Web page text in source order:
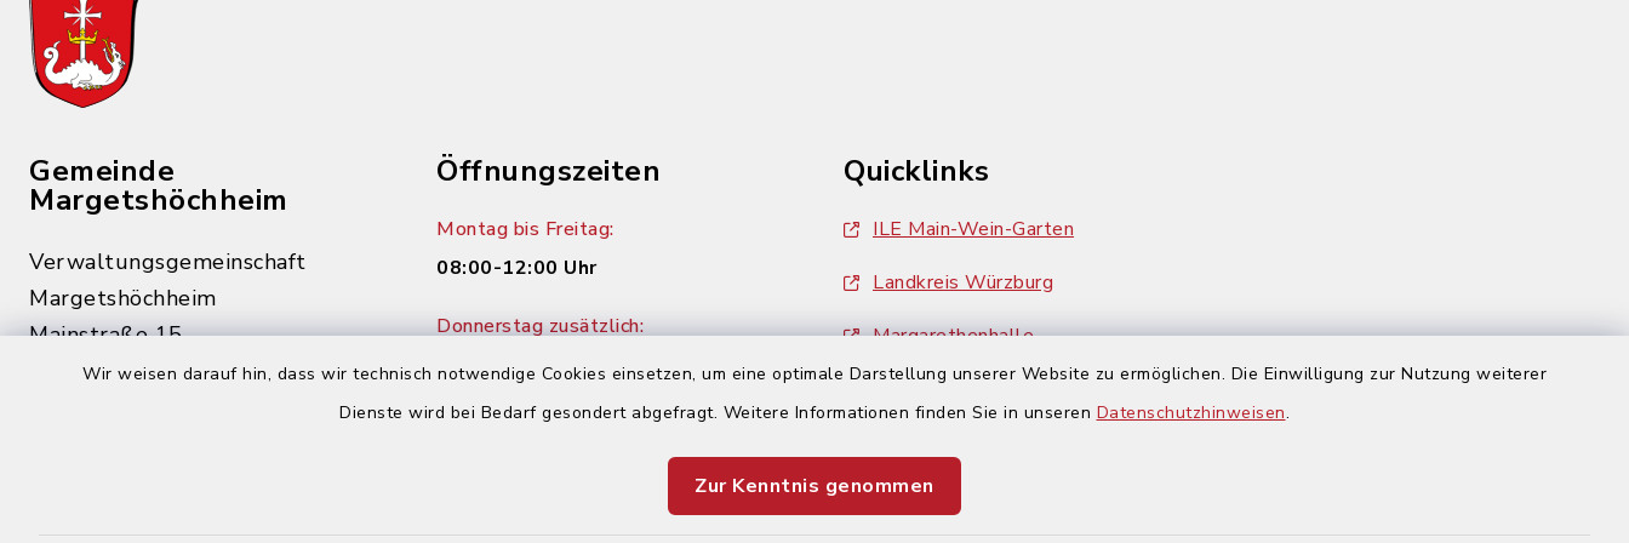
Wir weisen darauf hin, dass wir technisch notwendige Cookies einsetzen, um eine optimale Darstellung unserer Website zu ermöglichen. Die Einwilligung zur Nutzung weiterer
Dienste wird bei Bedarf gesondert abgefragt. Weitere Informationen finden Sie in unseren Datenschutzhinweisen.
Zur Kenntnis genommen
Gemeinde
Margetshöchheim
Verwaltungsgemeinschaft
Margetshöchheim
Mainstraße 15
97276 Margetshöchheim
buergerbuero@margetshoechheim.de
Öffnungszeiten
Montag bis Freitag:
08:00-12:00 Uhr
Donnerstag zusätzlich:
14:00-18:00 Uhr
Quicklinks
ILE Main-Wein-Garten
Landkreis Würzburg
Margarethenhalle
ZweiUferLand Tourismus